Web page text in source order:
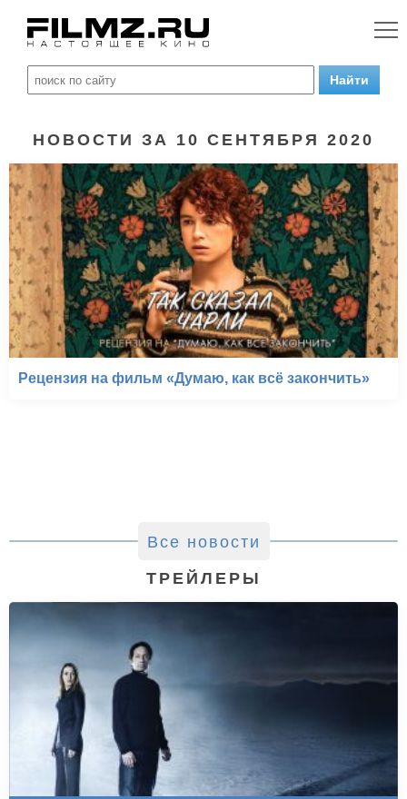
НОВОСТИ ЗА 10 СЕНТЯБРЯ 2020
Рецензия на фильм «Думаю, как всё закончить»
Все новости
ТРЕЙЛЕРЫ